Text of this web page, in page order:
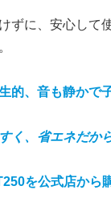
ずに、安心して
的、音も静かで
く、省エネだか
を公式店から